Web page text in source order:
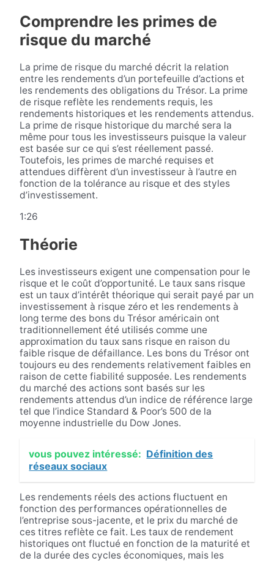
Comprendre les primes de
risque du marché
La prime de risque du marché décrit la relation
entre les rendements d’un portefeuille d’actions et
les rendements des obligations du Trésor. La prime
de risque reflète les rendements requis, les
rendements historiques et les rendements attendus.
La prime de risque historique du marché sera la
même pour tous les investisseurs puisque la valeur
est basée sur ce qui s’est réellement passé.
Toutefois, les primes de marché requises et
attendues diffèrent d’un investisseur à l’autre en
fonction de la tolérance au risque et des styles
d’investissement.
1:26
Théorie
Les investisseurs exigent une compensation pour le
risque et le coût d’opportunité. Le taux sans risque
est un taux d’intérêt théorique qui serait payé par un
investissement à risque zéro et les rendements à
long terme des bons du Trésor américain ont
traditionnellement été utilisés comme une
approximation du taux sans risque en raison du
faible risque de défaillance. Les bons du Trésor ont
toujours eu des rendements relativement faibles en
raison de cette fiabilité supposée. Les rendements
du marché des actions sont basés sur les
rendements attendus d’un indice de référence large
tel que l’indice Standard & Poor’s 500 de la
moyenne industrielle du Dow Jones.
vous pouvez intéressé: Définition des
réseaux sociaux
Les rendements réels des actions fluctuent en
fonction des performances opérationnelles de
l’entreprise sous-jacente, et le prix du marché de
ces titres reflète ce fait. Les taux de rendement
historiques ont fluctué en fonction de la maturité et
de la durée des cycles économiques, mais les